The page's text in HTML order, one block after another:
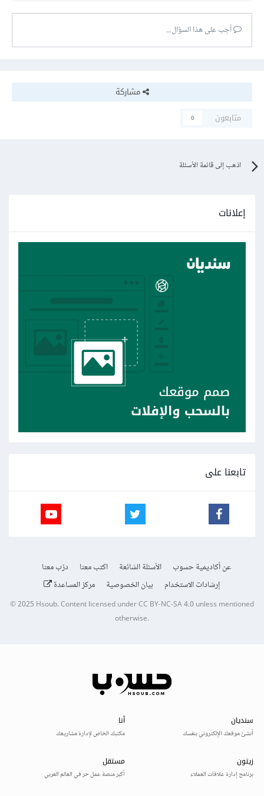
أجب على هذا السؤال...
مشاركة
متابعون
0
اذهب إلى قائمة الأسئلة
إعلانات
تابعنا على
عن أكاديمية حسوب الأسئلة الشائعة اكتب معنا
درّب معنا
إرشادات الاستخدام
بيان الخصوصية مركز المساعدة
© 2025Hsoub.Content licensed underCC BY-NC-SA 4.0unless mentioned
otherwise.